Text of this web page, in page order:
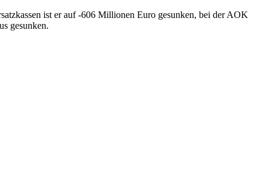
ist er auf -606 Millionen Euro gesunken, bei der AOK
gesunken.